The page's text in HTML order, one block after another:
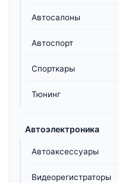
Автосалоны
Автоспорт
Спорткары
Тюнинг
Автоэлектроника
Автоаксессуары
Видеорегистраторы